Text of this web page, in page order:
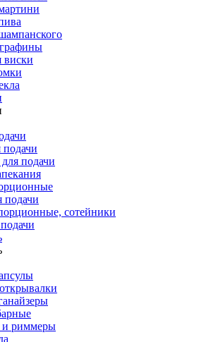
виски
подачи
подачи
подачи
сотейники
и риммеры